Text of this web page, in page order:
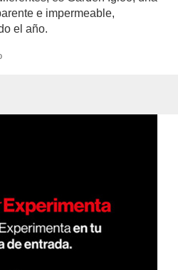
e impermeable,
el año.
author/chiara-